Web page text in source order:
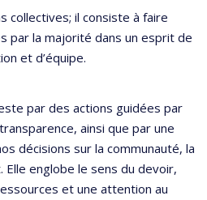
collectives; il consiste à faire
par la majorité dans un esprit de
et d’équipe.
par des actions guidées par
ainsi que par une
décisions sur la communauté, la
Elle englobe le sens du devoir,
et une attention au